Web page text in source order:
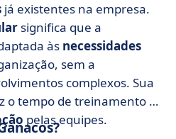
já existentes na empresa.
significa que a
às necessidades
sem a
complexos. Sua
o tempo de treinamento e
pelas equipes.